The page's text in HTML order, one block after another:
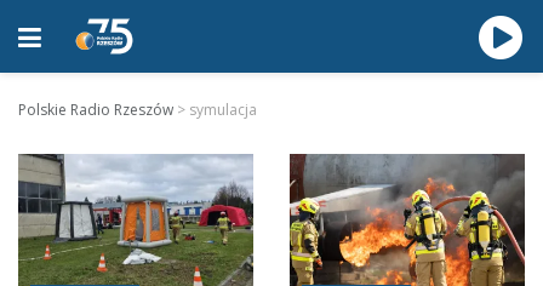
Polskie Radio Rzeszów > symulacja